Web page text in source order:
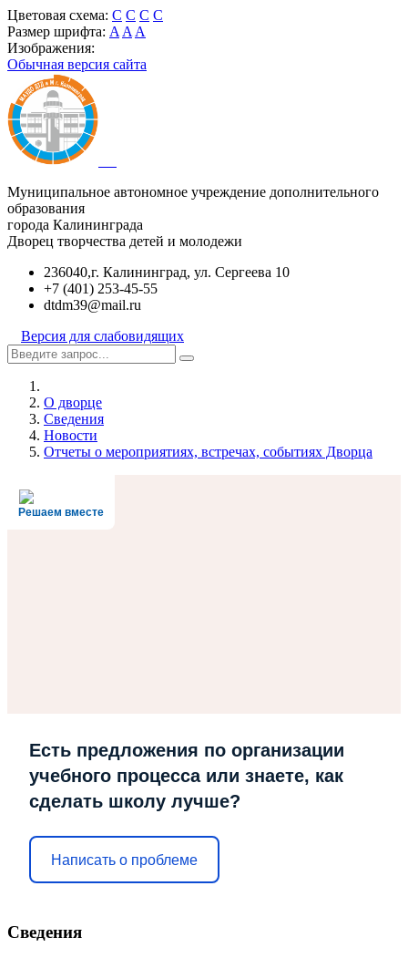
Цветовая схема: C C C C
Размер шрифта: A A A
Изображения:
Обычная версия сайта
Муниципальное автономное учреждение дополнительного
образования
города Калининграда
Дворец творчества детей и молодежи
236040,г. Калининград, ул. Сергеева 10
+7 (401) 253-45-55
dtdm39@mail.ru
Версия для слабовидящих
О дворце
Сведения
Новости
Отчеты о мероприятиях, встречах, событиях Дворца
Решаем вместе
Есть предложения по организации
учебного процесса или знаете, как
сделать школу лучше?
Написать о проблеме
Сведения